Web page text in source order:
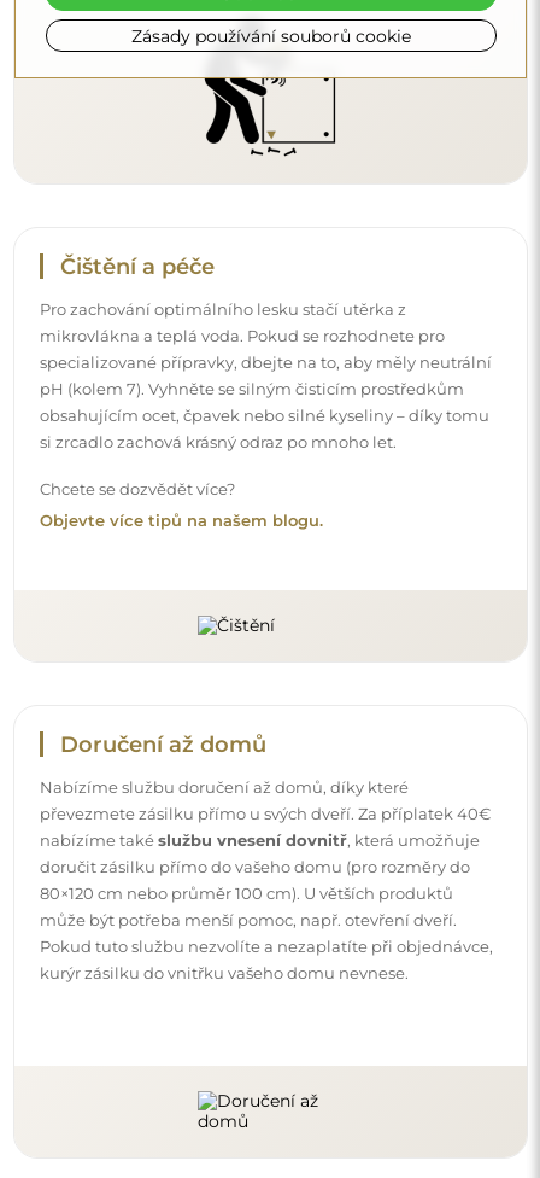
Objevte více tipů na našem blogu.
Doručení až domů
Nabízíme službu doručení až domů, díky které
převezmete zásilku přímo u svých dveří. Za příplatek 40€
nabízíme také
službu vnesení dovnitř
, která umožňuje
doručit zásilku přímo do vašeho domu (pro rozměry do
80×120 cm nebo průměr 100 cm). U větších produktů
může být potřeba menší pomoc, např. otevření dveří.
kurýr zásilku do vnitřku vašeho domu nevnese.
Návody
Aby byla montáž a používání našeho zrcadla snadné a
bezstarostné, připravili jsme pro vás podrobné návody.
Najdete v nich všechny kroky nezbytné ke správné
montáži zrcadla, a také rady týkající se jeho péče, čištění a
údržby, abyste se mohli dlouho těšit z jeho bezvadného
vzhledu.
Prohlédněte si návody k montáži a použití.
Zásady používání souborů cookie